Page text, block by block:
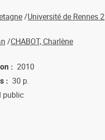
Université de Rennes 2
CHABOT, Charlène
2010
30 p.
public